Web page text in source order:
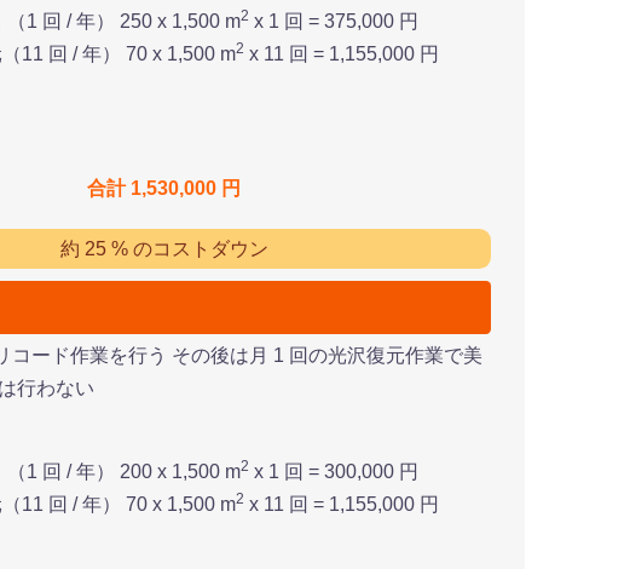
（1 回 / 年） 250 x 1,500 m2 x 1 回 = 375,000 円
11 回 / 年） 70 x 1,500 m2 x 11 回 = 1,155,000 円
合計 1,530,000 円
約 25 % のコストダウン
コード作業を行う その後は月 1 回の光沢復元作業で美
行わない
（1 回 / 年） 200 x 1,500 m2 x 1 回 = 300,000 円
11 回 / 年） 70 x 1,500 m2 x 11 回 = 1,155,000 円